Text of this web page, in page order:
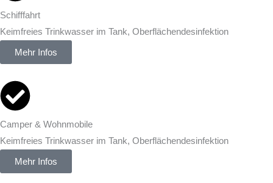
Schifffahrt
Keimfreies Trinkwasser im Tank, Oberflächendesinfektion
Mehr Infos
Camper & Wohnmobile
Keimfreies Trinkwasser im Tank, Oberflächendesinfektion
Mehr Infos